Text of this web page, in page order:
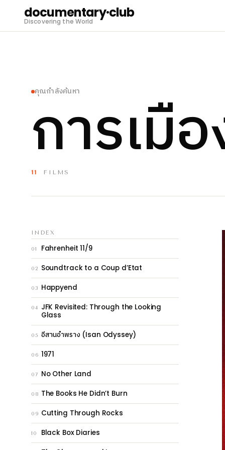
documentary·club
Discovering the World
คุณกำลังค้นหา
การเมื
11 FILMS
INDEX
01 Fahrenheit 11/9
02 Soundtrack to a Coup d’Etat
03 Happyend
04
JFK Revisited: Through the Looking
Glass
05 อีสานอำพราง (Isan Odyssey)
06 1971
07 No Other Land
08 The Books He Didn’t Burn
09 Cutting Through Rocks
10 Black Box Diaries